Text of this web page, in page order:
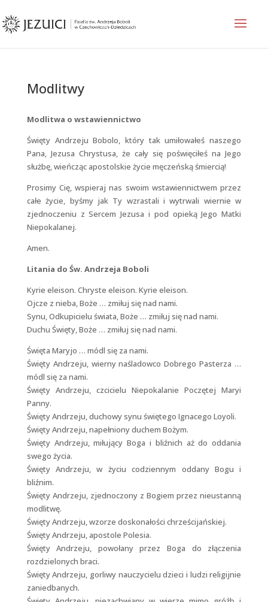
Modlitwy
Modlitwa o wstawiennictwo
Święty Andrzeju Bobolo, który tak umiłowałeś naszego
Pana, Jezusa Chrystusa, że cały się poświęciłeś na Jego
służbę, wieńcząc apostolskie życie męczeńską śmiercią!
Prosimy Cię, wspieraj nas swoim wstawiennictwem przez
całe życie, byśmy jak Ty wzrastali i wytrwali wiernie w
zjednoczeniu z Sercem Jezusa i pod opieką Jego Matki
Niepokalanej.
Amen.
Litania do Św. Andrzeja Boboli
Kyrie eleison. Chryste eleison. Kyrie eleison.
Ojcze z nieba, Boże … zmiłuj się nad nami.
Synu, Odkupicielu świata, Boże … zmiłuj się nad nami.
Duchu Święty, Boże … zmiłuj się nad nami.
Święta Maryjo … módl się za nami.
Święty Andrzeju, wierny naśladowco Dobrego Pasterza …
módl się za nami.
Święty Andrzeju, czcicielu Niepokalanie Poczętej Maryi
Panny.
Święty Andrzeju, duchowy synu świętego Ignacego Loyoli.
Święty Andrzeju, napełniony duchem Bożym.
Święty Andrzeju, miłujący Boga i bliźnich aż do oddania
swego życia.
Święty Andrzeju, w życiu codziennym oddany Bogu i
bliźnim.
Święty Andrzeju, zjednoczony z Bogiem przez nieustanną
modlitwę.
Święty Andrzeju, wzorze doskonałości chrześcijańskiej.
Święty Andrzeju, apostole Polesia.
Święty Andrzeju, powołany przez Boga do złączenia
rozdzielonych braci.
Święty Andrzeju, gorliwy nauczycielu dzieci i ludzi religijnie
zaniedbanych.